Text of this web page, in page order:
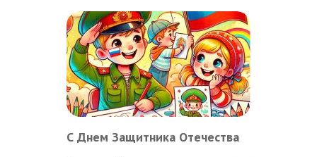
С Днем Защитника Отечества